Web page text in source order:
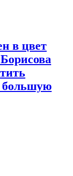
в цвет
большую